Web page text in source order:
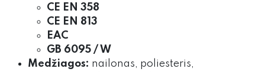
CE EN 358
CE EN 813
EAC
GB 6095 / W
Medžiagos: nailonas, poliesteris,